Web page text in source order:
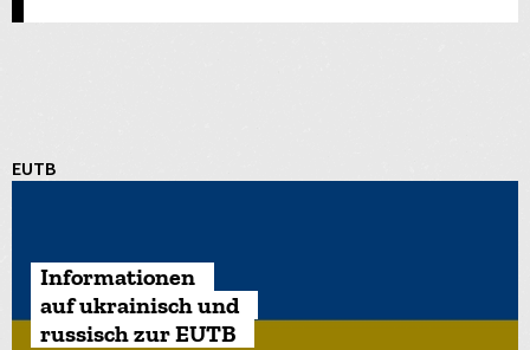
EUTB
Informationen
auf ukrainisch und
russisch zur EUTB